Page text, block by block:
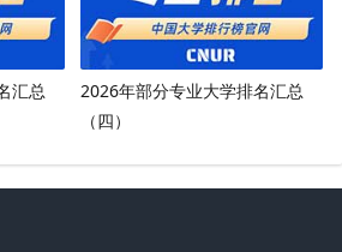
汇总
2026年部分专业大学排名汇总
（四）